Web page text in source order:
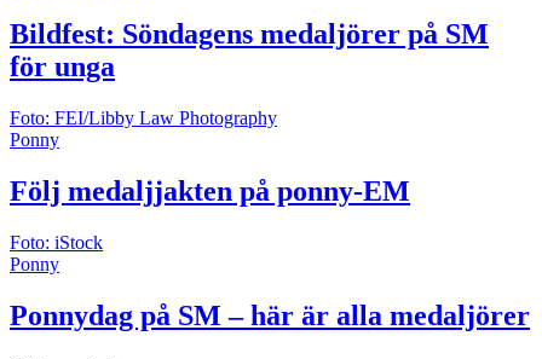
Bildfest: Söndagens medaljörer på SM
för unga
Foto: FEI/Libby Law Photography
Ponny
Följ medaljjakten på ponny-EM
Foto: iStock
Ponny
Ponnydag på SM – här är alla medaljörer